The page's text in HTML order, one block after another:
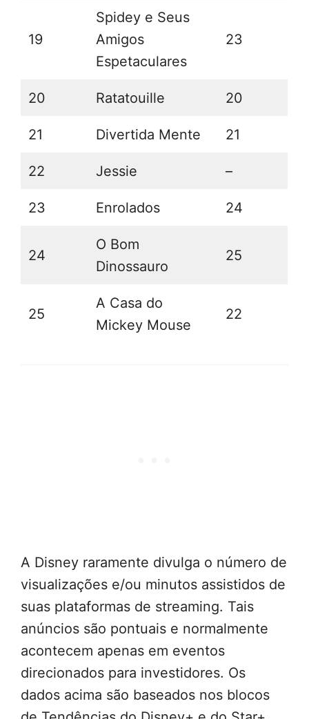
19
Spidey e Seus
Amigos
Espetaculares
23
20 Ratatouille 20
21 Divertida Mente 21
22 Jessie –
23 Enrolados 24
24
O Bom
Dinossauro
25
25
A Casa do
Mickey Mouse
22
A Disney raramente divulga o número de
visualizações e/ou minutos assistidos de
suas plataformas de streaming. Tais
anúncios são pontuais e normalmente
acontecem apenas em eventos
direcionados para investidores. Os
dados acima são baseados nos blocos